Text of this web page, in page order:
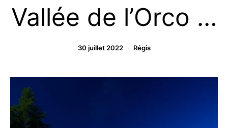
Vallée de l’Orco …
30 juillet 2022 Régis